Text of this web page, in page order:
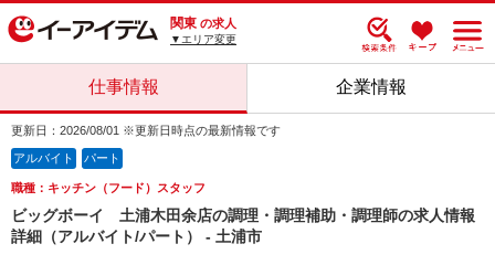
関東 の求人
▼エリア変更
仕事情報 企業情報
更新日：2026/08/01 ※更新日時点の最新情報です
アルバイト パート
職種：キッチン（フード）スタッフ
ビッグボーイ 土浦木田余店の調理・調理補助・調理師の求人情報
詳細（アルバイト/パート） - 土浦市